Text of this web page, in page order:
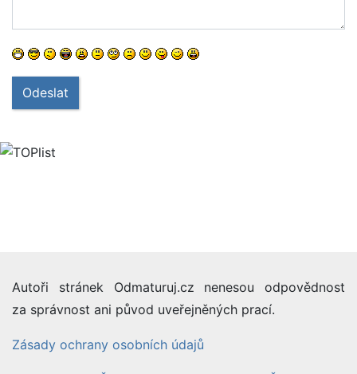
Odeslat
Autoři stránek Odmaturuj.cz nenesou odpovědnost
za správnost ani původ uveřejněných prací.
Zásady ochrany osobních údajů